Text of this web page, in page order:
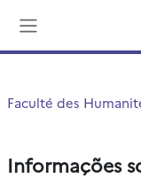
Faculté des
Informações